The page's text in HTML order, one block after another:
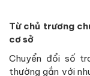
Từ chủ trương
cơ sở
Chuyển đổi số
thường gắn với